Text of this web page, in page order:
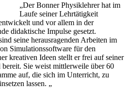
„Der Bonner Physiklehrer hat im
Laufe seiner Lehrtätigkeit
und vor allem in der
didaktische Impulse gesetzt.
seine herausragenden Arbeiten im
Simulationssoftware für den
kreativen Ideen stellt er frei auf seiner
Sie weist mittlerweile über 60
auf, die sich im Unterricht, zu
lassen. „